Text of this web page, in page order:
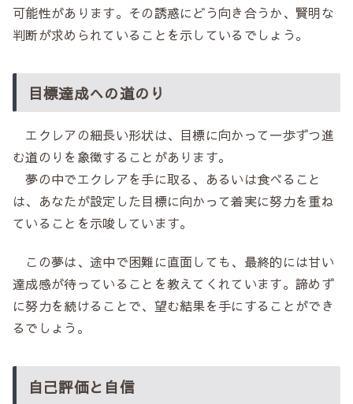
可能性があります。その誘惑にどう向き合うか、賢明な
判断が求められていることを示しているでしょう。
目標達成への道のり
エクレアの細長い形状は、目標に向かって一歩ずつ進
む道のりを象徴することがあります。
夢の中でエクレアを手に取る、あるいは食べること
は、あなたが設定した目標に向かって着実に努力を重ね
ていることを示唆しています。
この夢は、途中で困難に直面しても、最終的には甘い
達成感が待っていることを教えてくれています。諦めず
に努力を続けることで、望む結果を手にすることができ
るでしょう。
自己評価と自信